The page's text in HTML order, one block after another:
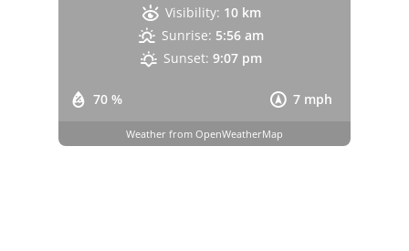
70 % 7 mph
Visibility: 10 km
Sunrise: 5:56 am
Sunset: 9:07 pm
Weather from OpenWeatherMap